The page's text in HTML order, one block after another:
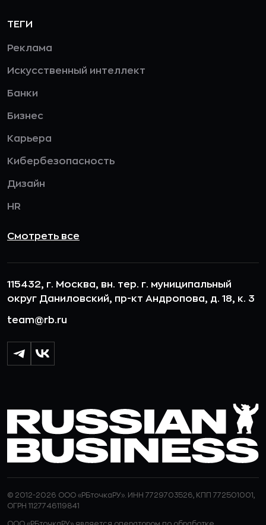
ТЕГИ
Реклама
Искусственный интеллект
Банки
Бизнес
Карьера
Кибербезопасность
Дизайн
HR
Смотреть все
115432, г. Москва, вн. тер. г. муниципальный
округ Даниловский, пр-кт Андропова, д. 18, к. 3
team@rb.ru
© 2012-2026 ООО «РБточкаРУ». ИНН 7729703526, КПП 772501001,
ОГРН 1127746119841
ООО «РБточкаРУ» является оператором по обработке